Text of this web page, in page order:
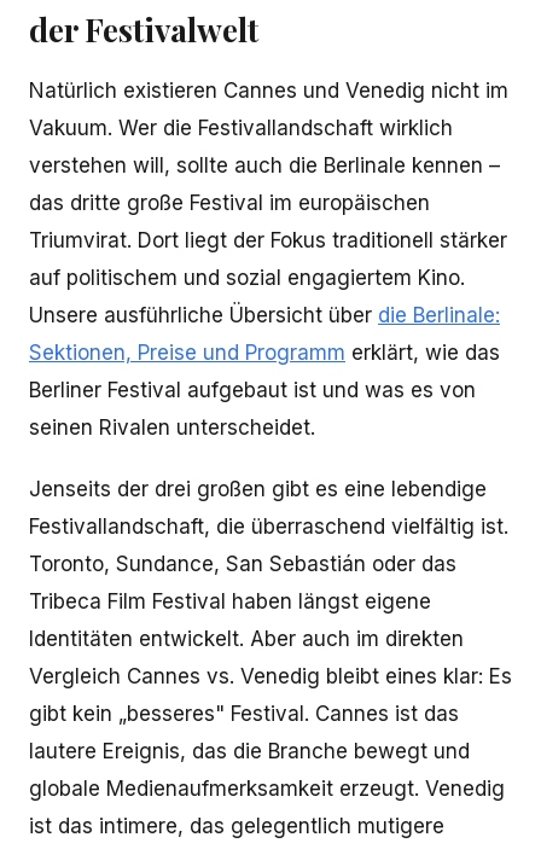
der Festivalwelt
Natürlich existieren Cannes und Venedig nicht im
Vakuum. Wer die Festivallandschaft wirklich
verstehen will, sollte auch die Berlinale kennen –
das dritte große Festival im europäischen
Triumvirat. Dort liegt der Fokus traditionell stärker
auf politischem und sozial engagiertem Kino.
Unsere ausführliche Übersicht über die Berlinale:
Sektionen, Preise und Programm erklärt, wie das
Berliner Festival aufgebaut ist und was es von
seinen Rivalen unterscheidet.
Jenseits der drei großen gibt es eine lebendige
Festivallandschaft, die überraschend vielfältig ist.
Toronto, Sundance, San Sebastián oder das
Tribeca Film Festival haben längst eigene
Identitäten entwickelt. Aber auch im direkten
Vergleich Cannes vs. Venedig bleibt eines klar: Es
gibt kein „besseres" Festival. Cannes ist das
lautere Ereignis, das die Branche bewegt und
globale Medienaufmerksamkeit erzeugt. Venedig
ist das intimere, das gelegentlich mutigere